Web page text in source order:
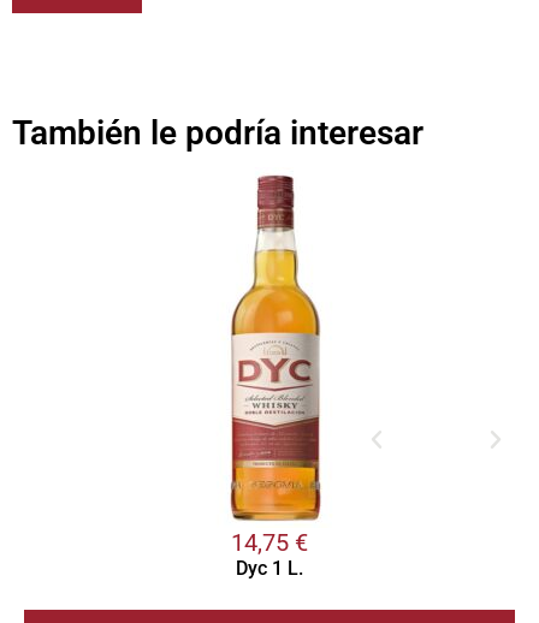
También le podría interesar
14,75 €
Dyc 1 L.